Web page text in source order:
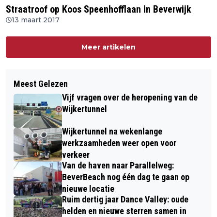
Straatroof op Koos Speenhofflaan in Beverwijk
13 maart 2017
Meer artikelen
Meest Gelezen
Vijf vragen over de heropening van de
Wijkertunnel
Wijkertunnel na wekenlange
werkzaamheden weer open voor
verkeer
Van de haven naar Parallelweg:
BeverBeach nog één dag te gaan op
nieuwe locatie
Ruim dertig jaar Dance Valley: oude
helden en nieuwe sterren samen in